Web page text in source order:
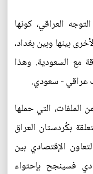
العراقي، كونها
بينها وبين بغداد،
مع السعودية. وهذا
عراقي - سعودي.
التي حملها
بكُردستان العراق
الإقتصادي بين
فسينجح بإحتواء